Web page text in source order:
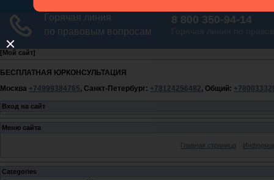
[Мой сайт]
БЕСПЛАТНАЯ ЮРКОНСУЛЬТАЦИЯ
Москва +74999384765, Санкт-Петербург: +78124256482, Общий:
Вход на сайт
Меню сайта
Главная страница
Categories